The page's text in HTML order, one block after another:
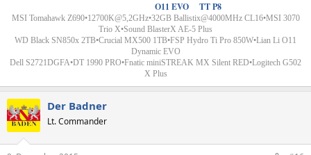
O11 EVO TT P8
MSI Tomahawk Z690•12700K@5,2GHz•32GB Ballistix@4000MHz CL16•MSI 3070
Trio X•Sound BlasterX AE-5 Plus
WD Black SN850x 2TB•Crucial MX500 1TB•FSP Hydro Ti Pro 850W•Lian Li O11
Dynamic EVO
Dell S2721DGFA•DT 1990 PRO•Fnatic miniSTREAK MX Silent RED•Logitech G502
X Plus
Der Badner
Lt. Commander